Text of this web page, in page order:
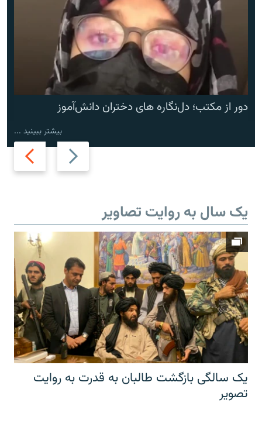
Previous
slide
Next
slide
دور از مکتب؛ دل‌نگاره های دختران دانش‌آموز
بیشتر ببینید ...
یک سال به روایت تصاویر
یک سالگی بازگشت طالبان به قدرت به روایت
تصویر